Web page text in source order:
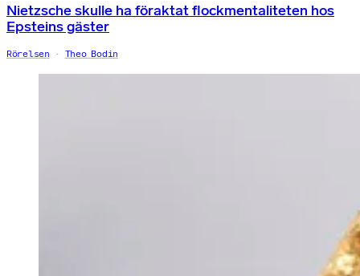
Nietzsche skulle ha föraktat flockmentaliteten hos
Epsteins gäster
Rörelsen Theo Bodin